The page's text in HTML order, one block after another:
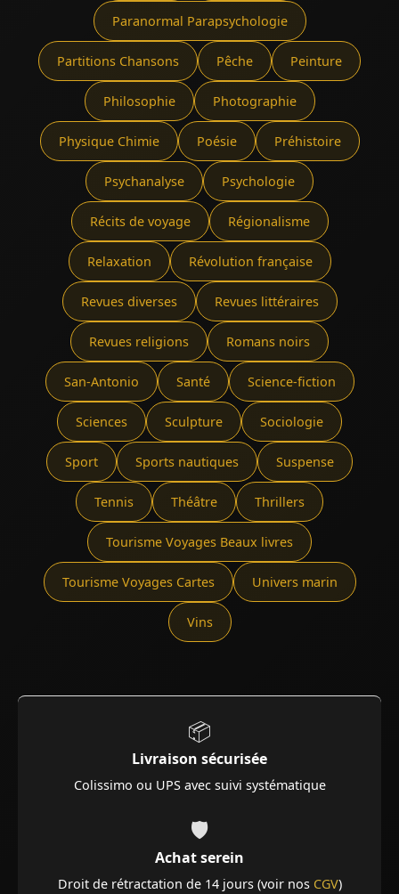
Paranormal Parapsychologie
Partitions Chansons Pêche Peinture
Philosophie Photographie
Physique Chimie Poésie Préhistoire
Psychanalyse Psychologie
Récits de voyage Régionalisme
Relaxation Révolution française
Revues diverses Revues littéraires
Revues religions Romans noirs
San-Antonio Santé Science-fiction
Sciences Sculpture Sociologie
Sport Sports nautiques Suspense
Tennis Théâtre Thrillers
Tourisme Voyages Beaux livres
Tourisme Voyages Cartes Univers marin
Vins
📦
Livraison sécurisée
Colissimo ou UPS avec suivi systématique
🛡️
Achat serein
Droit de rétractation de 14 jours (voir nos CGV)